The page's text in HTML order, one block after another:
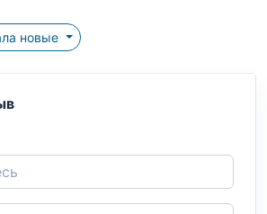
Сначала новые